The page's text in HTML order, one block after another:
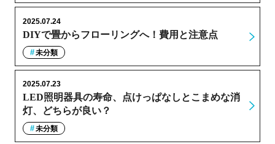
DIYで畳からフローリングへ！費用と注意点
2025.07.24
未分類
LED照明器具の寿命、点けっぱなしとこまめな消
灯、どちらが良い？
2025.07.23
未分類